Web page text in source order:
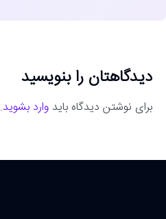
دیدگاهتان را بنویسید
برای نوشتن دیدگاه باید وارد بشوید.